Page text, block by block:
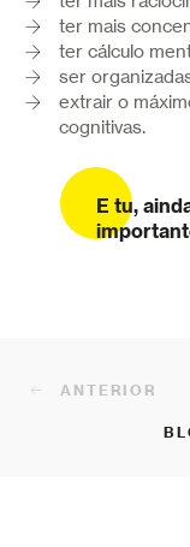
ter mais
ter cálculo
ser
extrair o
cognitivas.
E tu,
ANTERIOR